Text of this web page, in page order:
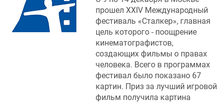
прошел XXIV Международный
фестиваль «Сталкер», главная
цель которого - поощрение
кинематографистов,
создающих фильмы о правах
человека. Всего в программах
фестивал было показано 67
картин. Приз за лучший игровой
фильм получила картина